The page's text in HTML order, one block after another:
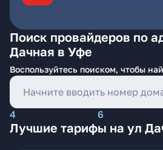
Поиск провайдеров по
Дачная в Уфе
Воспользуйтесь поиском, чтобы
4 6
Лучшие тарифы на ул